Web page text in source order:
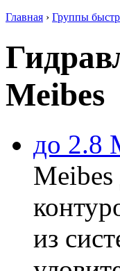
Главная › Группы
Meibes
до 2.8
из